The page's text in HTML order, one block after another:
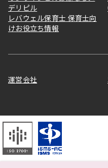
デリピル
レバウェル保育士 保育士向
けお役立ち情報
運営会社